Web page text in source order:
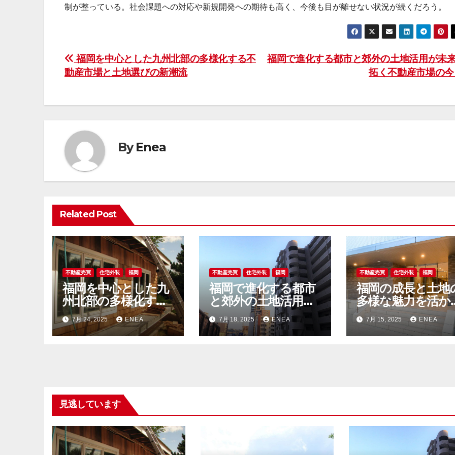
制が整っている。社会課題への対応や新規開発への期待も高く、今後も目が離せない状況が続くだろう。
投
稿
ナ
ゲ
ー
シ
ョ
ン
福岡で進化する都市と郊外の土地活用が未
拓く不動産市場の
福岡を中心とした九州北部の多様化する不
動産市場と土地選びの新潮流
ByEnea
Related Post
不動産売買 住宅外装 福岡
福岡を中心とした九
州北部の多様化する
不動産市場と土地選
びの新潮流
7月 24, 2025 ENEA
不動産売買 住宅外装 福岡
福岡で進化する都市
と郊外の土地活用が
未来を拓く不動産市
場の今
7月 18, 2025 ENEA
不動産売買 住宅外装 福岡
福岡の成長と土地
多様な魅力を活か
不動産売買の最前
解説
7月 15, 2025 ENEA
見逃しています